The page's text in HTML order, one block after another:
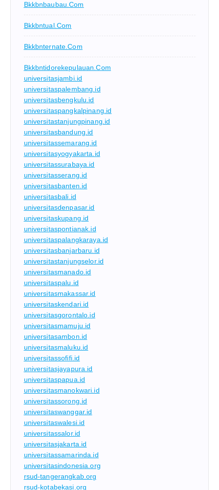
Bkkbnbaubau.com
Bkkbntual.com
Bkkbnternate.com
Bkkbntidorekepulauan.com
universitasjambi.id
universitaspalembang.id
universitasbengkulu.id
universitaspangkalpinang.id
universitastanjungpinang.id
universitasbandung.id
universitassemarang.id
universitasyogyakarta.id
universitassurabaya.id
universitasserang.id
universitasbanten.id
universitasbali.id
universitasdenpasar.id
universitaskupang.id
universitaspontianak.id
universitaspalangkaraya.id
universitasbanjarbaru.id
universitastanjungselor.id
universitasmanado.id
universitaspalu.id
universitasmakassar.id
universitaskendari.id
universitasgorontalo.id
universitasmamuju.id
universitasambon.id
universitasmaluku.id
universitassofifi.id
universitasjayapura.id
universitaspapua.id
universitasmanokwari.id
universitassorong.id
universitaswanggar.id
universitaswalesi.id
universitassalor.id
universitasjakarta.id
universitassamarinda.id
universitasindonesia.org
rsud-tangerangkab.org
rsud-kotabekasi.org